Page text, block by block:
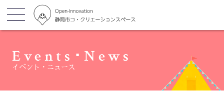
Events･News
イベント・ニュース